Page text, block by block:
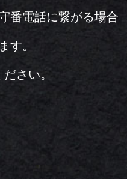
番電話に繋がる場合
す。
さい。